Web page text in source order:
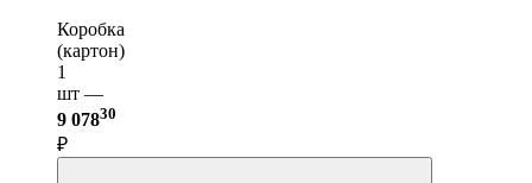
Коробка
(картон)
1
шт —
9 07830
₽